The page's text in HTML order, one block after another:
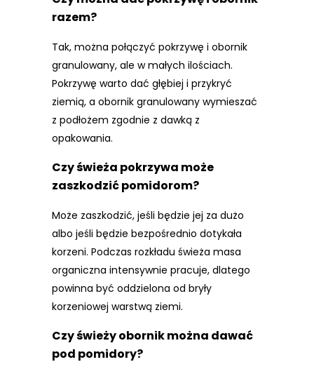
razem?
Tak, można połączyć pokrzywę i obornik
granulowany, ale w małych ilościach.
Pokrzywę warto dać głębiej i przykryć
ziemią, a obornik granulowany wymieszać
z podłożem zgodnie z dawką z
opakowania.
Czy świeża pokrzywa może
zaszkodzić pomidorom?
Może zaszkodzić, jeśli będzie jej za dużo
albo jeśli będzie bezpośrednio dotykała
korzeni. Podczas rozkładu świeża masa
organiczna intensywnie pracuje, dlatego
powinna być oddzielona od bryły
korzeniowej warstwą ziemi.
Czy świeży obornik można dawać
pod pomidory?